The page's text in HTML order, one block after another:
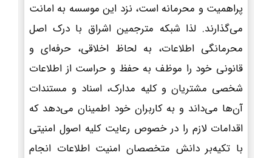
پراهمیت و محرمانه است، نزد این موسسه به امانت
می‌گذارند. لذا شبکه مترجمین اشراق با درک اصل
محرمانگی اطلاعات، به لحاظ اخلاقی، حرفه‌ای و
قانونی خود را موظف به حفظ و حراست از اطلاعات
شخصی مشتریان و کلیه مدارک، اسناد و مستندات
آن‌ها می‌داند و به کاربران خود اطمینان می‌دهد که
اقدامات لازم را در خصوص رعایت کلیه اصول امنیتی
با تکیه‌بر دانش متخصصان امنیت اطلاعات انجام